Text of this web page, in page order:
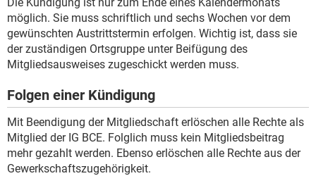
möglich. Sie muss schriftlich und sechs Wochen vor dem
gewünschten Austrittstermin erfolgen. Wichtig ist, dass sie
der zuständigen Ortsgruppe unter Beifügung des
Mitgliedsausweises zugeschickt werden muss.
Folgen einer Kündigung
Mit Beendigung der Mitgliedschaft erlöschen alle Rechte als
Mitglied der IG BCE. Folglich muss kein Mitgliedsbeitrag
mehr gezahlt werden. Ebenso erlöschen alle Rechte aus der
Gewerkschaftszugehörigkeit.